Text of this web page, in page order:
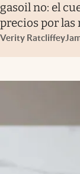
gasoil no: el
precios por las
Verity Ratcliffey